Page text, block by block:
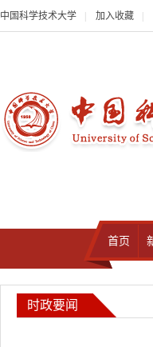
中国科学技术大学 加入收藏
首页
时政要闻